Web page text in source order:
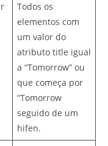
Todos os
elementos com
um valor do
atributo title igual
a “Tomorrow” ou
que começa por
“Tomorrow
seguido de um
hifen.